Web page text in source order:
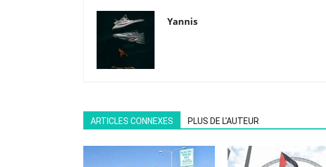
Yannis
ARTICLES CONNEXES PLUS DE L'AUTEUR